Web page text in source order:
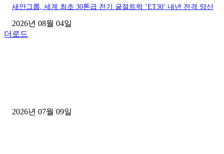
새안그룹, 세계 최초 30톤급 전기 굴절트럭 ‘ET30’ 내년 전격 양산
2026년 08월 04일
더로드
2026년 07월 09일